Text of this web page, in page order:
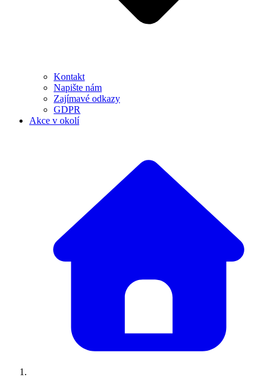
Kontakt
Napište nám
Zajímavé odkazy
GDPR
Akce v okolí